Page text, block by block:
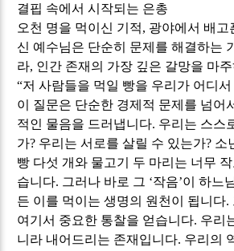
결핍 속에서 시작되는 은총
오천 명을 먹이신 기적, 광야에서 배고
신 예수님은 단순히 문제를 해결하는
라, 인간 존재의 가장 깊은 갈망을 마
“저 사람들을 먹일 빵을 우리가 어디
이 질문은 단순한 경제적 문제를 넘어
적인 물음을 드러냅니다. 우리는 스스
가? 우리는 서로를 살릴 수 있는가? 소
빵 다섯 개와 물고기 두 마리는 너무 작
습니다. 그러나 바로 그 ‘작음’이 하느
든 이를 먹이는 생명의 원천이 됩니다.
여기서 중요한 통찰을 얻습니다. 우리
니라 내어드리는 존재입니다. 우리의